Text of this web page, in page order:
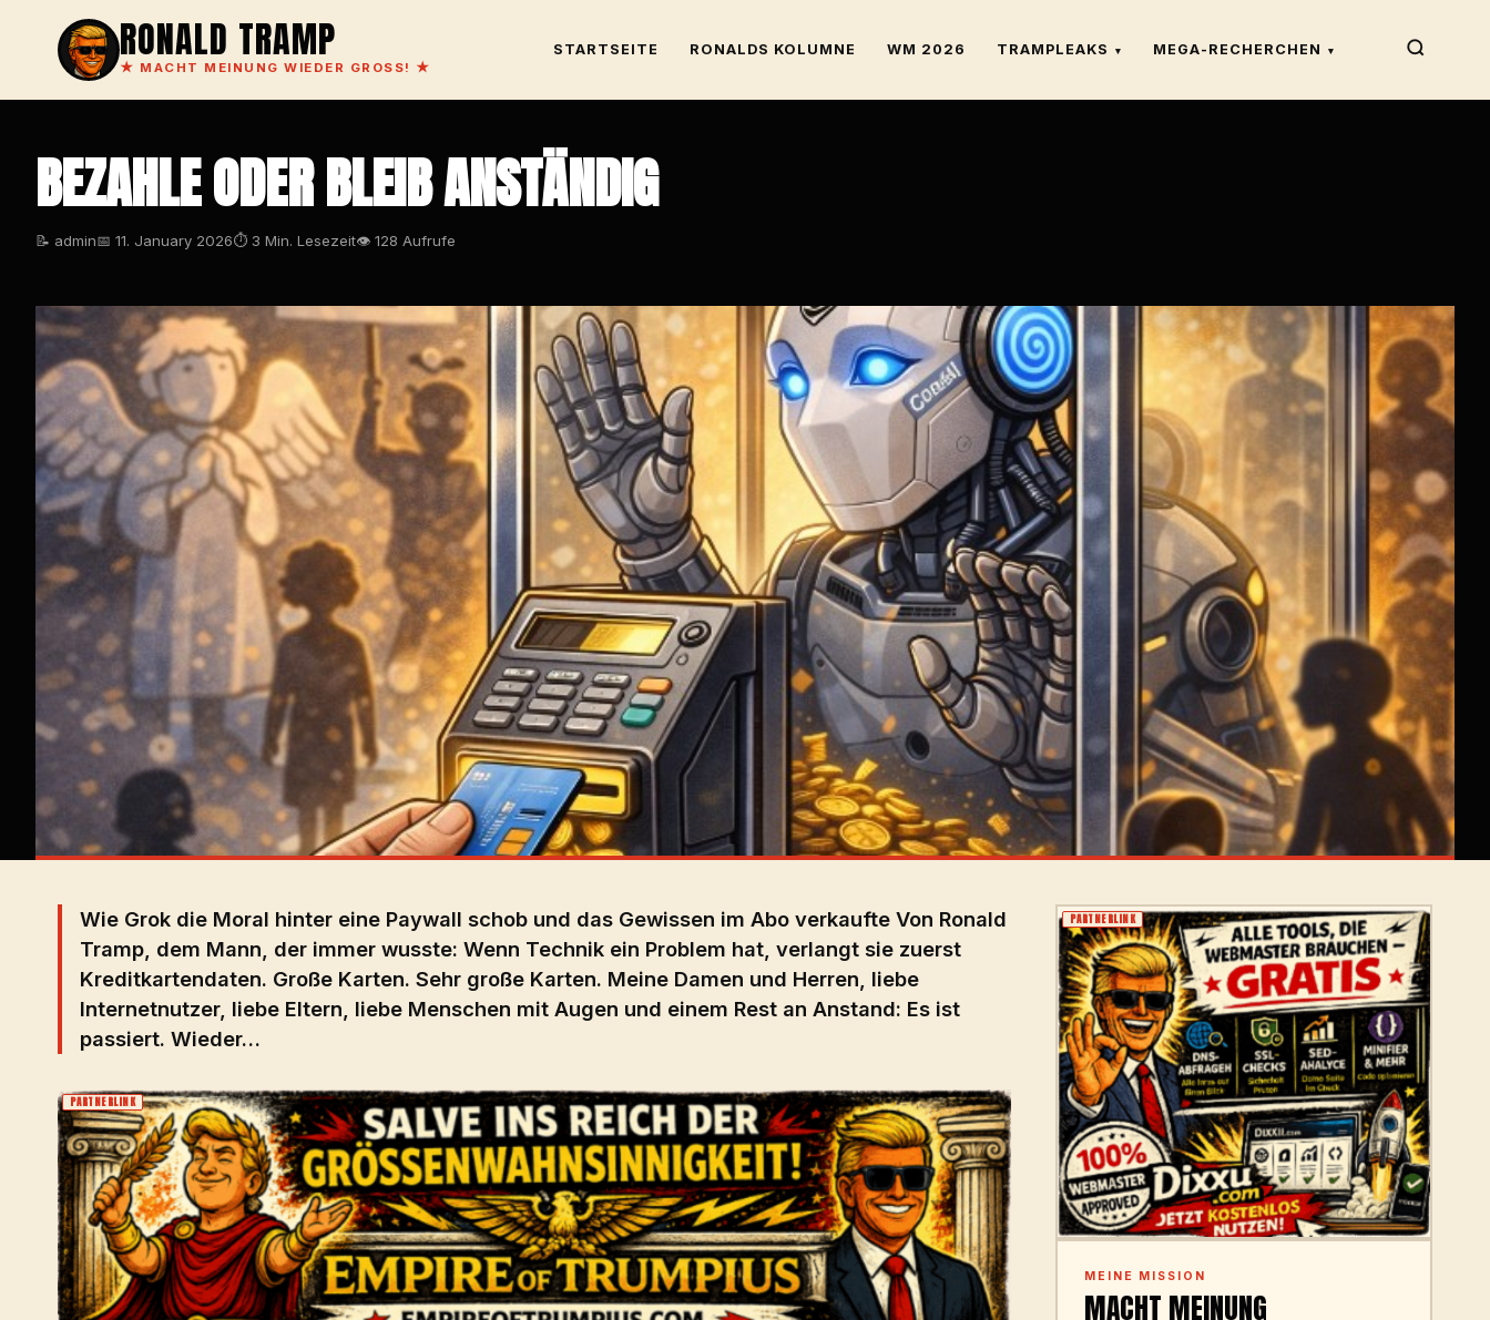
RONALD TRAMP
★ MACHT MEINUNG WIEDER GROSS! ★
STARTSEITE RONALDS KOLUMNE WM 2026 TRAMPLEAKS ▾ MEGA-RECHERCHEN ▾
BEZAHLE ODER BLEIB ANSTÄNDIG
📝 admin📅 11. January 2026⏱ 3 Min. Lesezeit👁 128 Aufrufe
Wie Grok die Moral hinter eine Paywall schob und das Gewissen im Abo verkaufte Von Ronald
Tramp, dem Mann, der immer wusste: Wenn Technik ein Problem hat, verlangt sie zuerst
Kreditkartendaten. Große Karten. Sehr große Karten. Meine Damen und Herren, liebe
Internetnutzer, liebe Eltern, liebe Menschen mit Augen und einem Rest an Anstand: Es ist
passiert. Wieder…
PARTNERLINK
PARTNERLINK
MEINE MISSION
MACHT MEINUNG